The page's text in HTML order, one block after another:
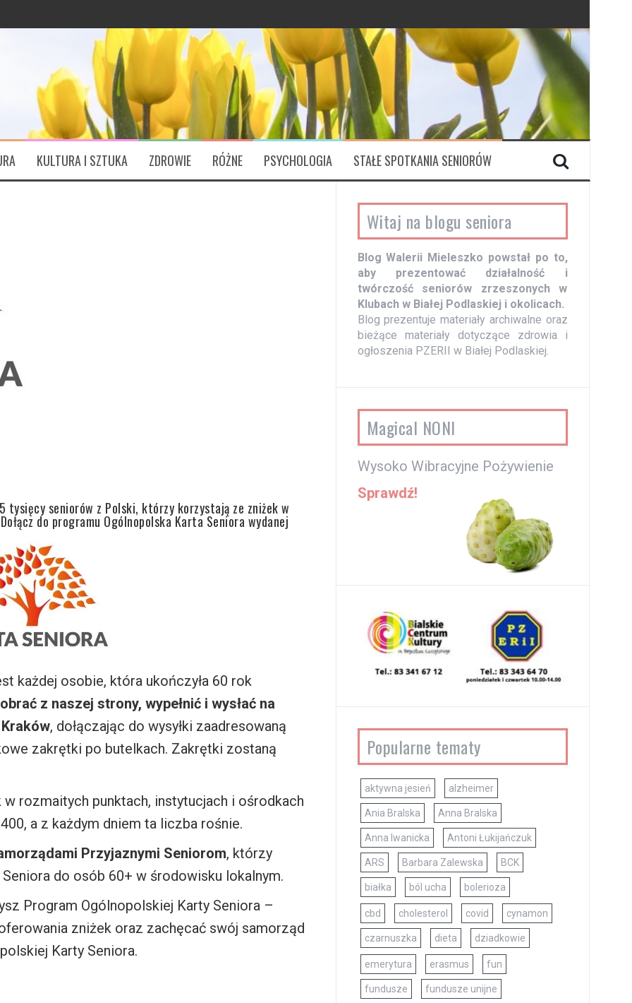
„Są Świętym Graalem”
KULTURA I SZTUKA ZDROWIE RÓŻNE PSYCHOLOGIA STAŁE SPOTKANIA SENIORÓW
tysięcy seniorów z Polski, którzy korzystają ze zniżek w
do programu Ogólnopolska Karta Seniora wydanej
każdej osobie, która ukończyła 60 rok
z naszej strony, wypełnić i wysłać na
, dołączając do wysyłki zaadresowaną
zakrętki po butelkach. Zakrętki zostaną
rozmaitych punktach, instytucjach i ośrodkach
a z każdym dniem ta liczba rośnie.
Przyjaznymi Seniorom, którzy
do osób 60+ w środowisku lokalnym.
Program Ogólnopolskiej Karty Seniora –
zniżek oraz zachęcać swój samorząd
Karty Seniora.
Witaj na blogu seniora
Blog Walerii Mieleszko powstał po to,
aby prezentować działalność i
twórczość seniorów zrzeszonych w
Klubach w Białej Podlaskiej i okolicach.
Blog prezentuje materiały archiwalne oraz
bieżące materiały dotyczące zdrowia i
ogłoszenia PZERII w Białej Podlaskiej.
Magical NONI
Wysoko Wibracyjne Pożywienie
Sprawdź!
Popularne tematy
aktywna jesień alzheimer
Ania Bralska Anna Bralska
Anna Iwanicka Antoni Łukijańczuk
ARS Barbara Zalewska BCK
białka ból ucha bolerioza
cbd cholesterol covid cynamon
czarnuszka dieta dziadkowie
emerytura erasmus fun
fundusze fundusze unijne